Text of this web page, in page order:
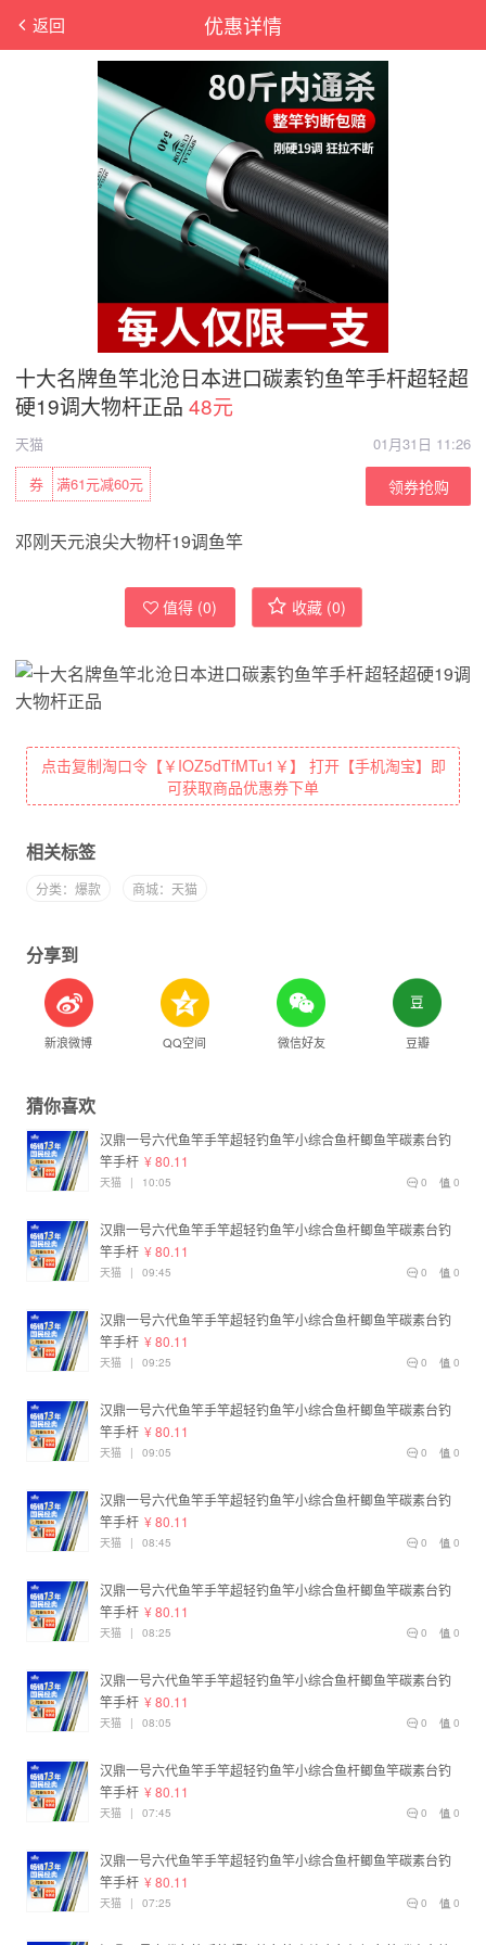
优惠详情
返回
十大名牌鱼竿北沧日本进口碳素钓鱼竿手杆超轻超
硬19调大物杆正品 48元
天猫
01月31日 11:26
满61元减60元
券 领券抢购
邓刚天元浪尖大物杆19调鱼竿
值得 (0) 收藏 (0)
点击复制淘口令【￥IOZ5dTfMTu1￥】 打开【手机淘宝】即
可获取商品优惠券下单
相关标签
分类：爆款 商城：天猫
分享到
新浪微博 QQ空间 微信好友 豆瓣
猜你喜欢
汉鼎一号六代鱼竿手竿超轻钓鱼竿小综合鱼杆鲫鱼竿碳素台钓
竿手杆 ¥ 80.11
0
0
天猫 | 10:05
汉鼎一号六代鱼竿手竿超轻钓鱼竿小综合鱼杆鲫鱼竿碳素台钓
竿手杆 ¥ 80.11
0
0
天猫 | 09:45
汉鼎一号六代鱼竿手竿超轻钓鱼竿小综合鱼杆鲫鱼竿碳素台钓
竿手杆 ¥ 80.11
0
0
天猫 | 09:25
汉鼎一号六代鱼竿手竿超轻钓鱼竿小综合鱼杆鲫鱼竿碳素台钓
竿手杆 ¥ 80.11
0
0
天猫 | 09:05
汉鼎一号六代鱼竿手竿超轻钓鱼竿小综合鱼杆鲫鱼竿碳素台钓
竿手杆 ¥ 80.11
0
0
天猫 | 08:45
汉鼎一号六代鱼竿手竿超轻钓鱼竿小综合鱼杆鲫鱼竿碳素台钓
竿手杆 ¥ 80.11
0
0
天猫 | 08:25
汉鼎一号六代鱼竿手竿超轻钓鱼竿小综合鱼杆鲫鱼竿碳素台钓
竿手杆 ¥ 80.11
0
0
天猫 | 08:05
汉鼎一号六代鱼竿手竿超轻钓鱼竿小综合鱼杆鲫鱼竿碳素台钓
竿手杆 ¥ 80.11
0
0
天猫 | 07:45
汉鼎一号六代鱼竿手竿超轻钓鱼竿小综合鱼杆鲫鱼竿碳素台钓
竿手杆 ¥ 80.11
0
0
天猫 | 07:25